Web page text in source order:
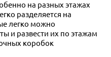
на разных этажах
разделяется на
легко можно
и развести их по этажам
коробок